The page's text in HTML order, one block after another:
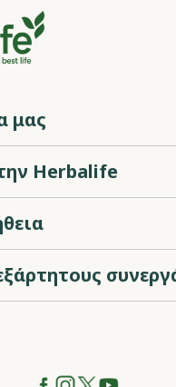
μας
Herbalife